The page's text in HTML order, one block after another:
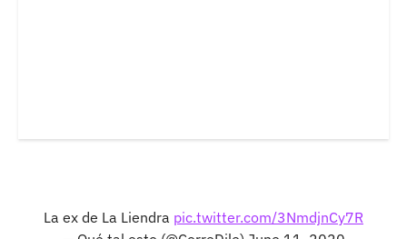
La ex de La Liendra pic.twitter.com/3NmdjnCy7R